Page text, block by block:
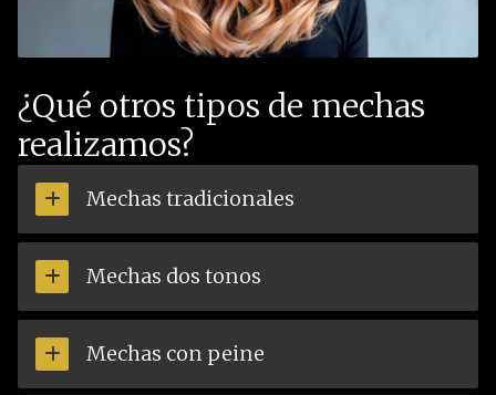
¿Qué otros tipos de mechas
realizamos?
Mechas tradicionales
Mechas dos tonos
Mechas con peine